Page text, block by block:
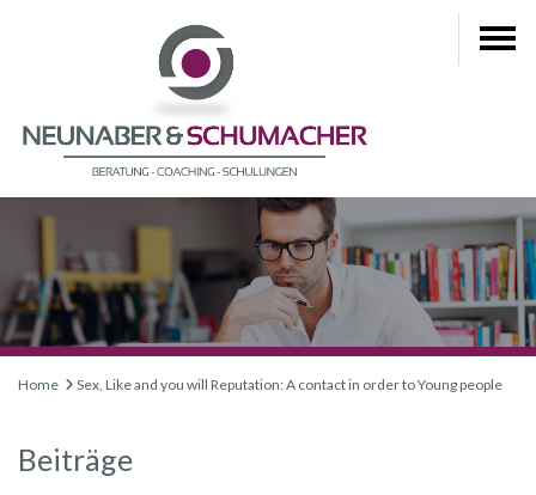
Home Sex, Like and you will Reputation: A contact in order to Young people
Beiträge